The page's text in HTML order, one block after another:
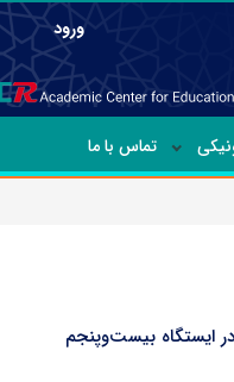
ورود
تماس با ما
ایستگاه بیست‌و‌پنجم